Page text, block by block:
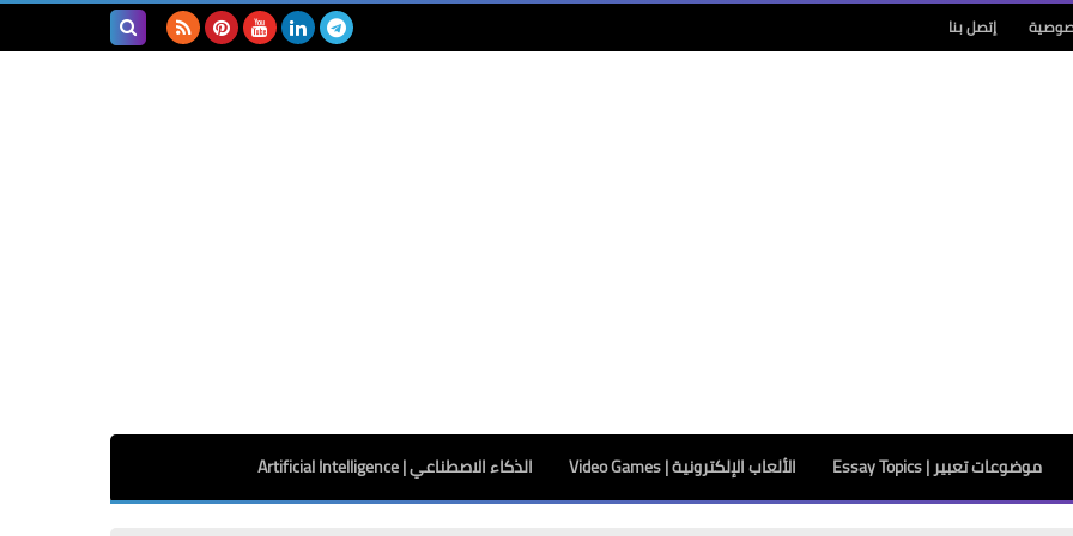
إتصل بنا
موضوعات تعبير | Essay Topics الألعاب الإلكترونية | Video Games الذكاء الاصطناعي | Artificial Intelligence